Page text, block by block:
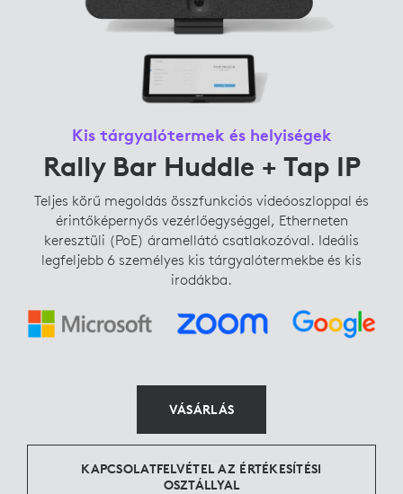
Kis tárgyalótermek és helyiségek
Rally Bar Huddle + Tap IP
Teljes körű megoldás összfunkciós videóoszloppal és
érintőképernyős vezérlőegységgel, Etherneten
keresztüli (PoE) áramellátó csatlakozóval. Ideális
legfeljebb 6 személyes kis tárgyalótermekbe és kis
irodákba.
VÁSÁRLÁS
KAPCSOLATFELVÉTEL AZ ÉRTÉKESÍTÉSI
OSZTÁLLYAL